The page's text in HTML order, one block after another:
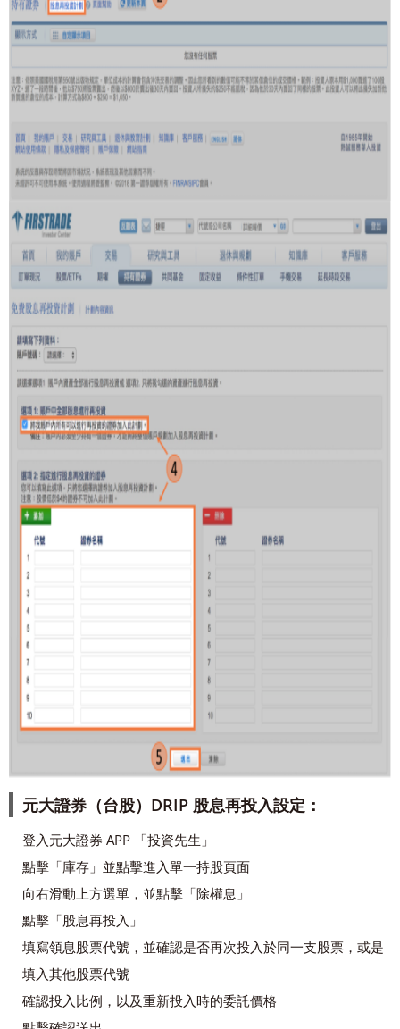
元大證券（台股）DRIP 股息再投入設定：
登入元大證券 APP 「投資先生」
點擊「庫存」並點擊進入單一持股頁面
向右滑動上方選單，並點擊「除權息」
點擊「股息再投入」
填寫領息股票代號，並確認是否再次投入於同一支股票，或是
填入其他股票代號
確認投入比例，以及重新投入時的委託價格